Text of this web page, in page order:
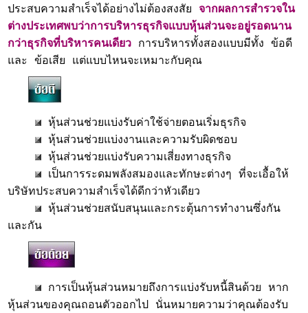
ประสบความสำเร็จได้อย่างไม่ต้องสงสัยจากผลการสำรวจใน
ต่างประเทศพบว่าการบริหารธุรกิจแบบหุ้นส่วนจะอยู่รอดนาน
กว่าธุรกิจที่บริหารคนเดียว การบริหารทั้งสองแบบมีทั้ง ข้อดี
และ ข้อเสีย แต่แบบไหนจะเหมาะกับคุณ
หุ้นส่วนช่วยแบ่งรับค่าใช้จ่ายตอนเริ่มธุรกิจ
หุ้นส่วนช่วยแบ่งงานและความรับผิดชอบ
หุ้นส่วนช่วยแบ่งรับความเสี่ยงทางธุรกิจ
เป็นการระดมพลังสมองและทักษะต่างๆ ที่จะเอื้อให้
บริษัทประสบความสำเร็จได้ดีกว่าหัวเดียว
หุ้นส่วนช่วยสนับสนุนและกระตุ้นการทำงานซึ่งกัน
และกัน
การเป็นหุ้นส่วนหมายถึงการแบ่งรับหนี้สินด้วย หาก
หุ้นส่วนของคุณถอนตัวออกไป นั่นหมายความว่าคุณต้องรับ